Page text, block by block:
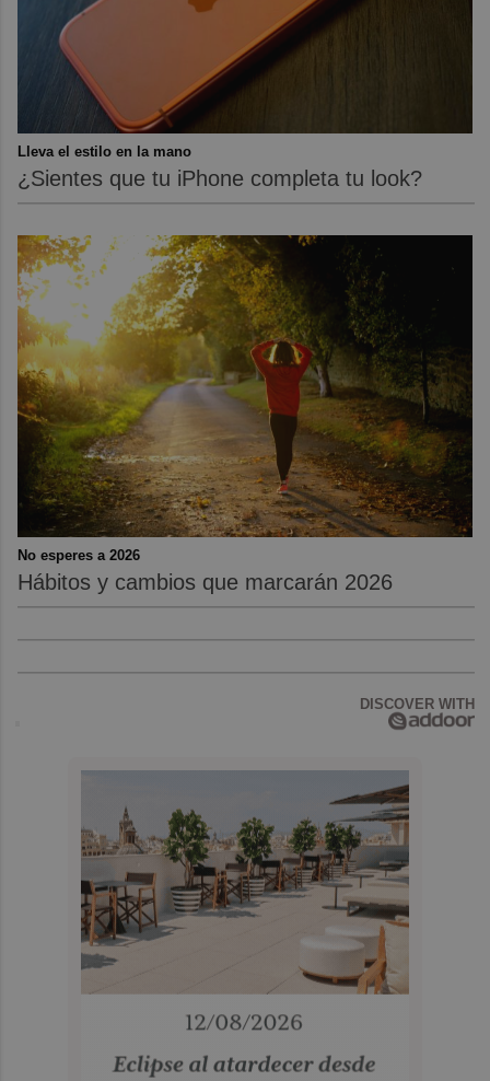
Lleva el estilo en la mano
¿Sientes que tu iPhone completa tu look?
No esperes a 2026
Hábitos y cambios que marcarán 2026
DISCOVER WITH